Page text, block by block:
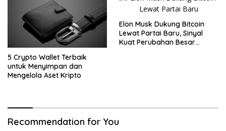
5 Crypto Wallet Terbaik
untuk Menyimpan dan
Mengelola Aset Kripto
Elon Musk Dukung Bitcoin
Lewat Partai Baru, Sinyal
Kuat Perubahan Besar
Recommendation for You